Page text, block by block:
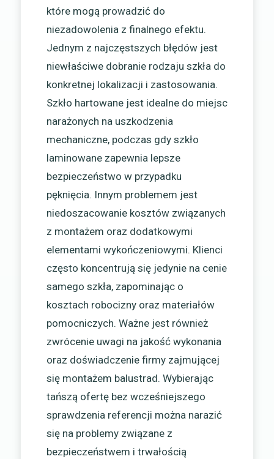
które mogą prowadzić do
niezadowolenia z finalnego efektu.
Jednym z najczęstszych błędów jest
niewłaściwe dobranie rodzaju szkła do
konkretnej lokalizacji i zastosowania.
Szkło hartowane jest idealne do miejsc
narażonych na uszkodzenia
mechaniczne, podczas gdy szkło
laminowane zapewnia lepsze
bezpieczeństwo w przypadku
pęknięcia. Innym problemem jest
niedoszacowanie kosztów związanych
z montażem oraz dodatkowymi
elementami wykończeniowymi. Klienci
często koncentrują się jedynie na cenie
samego szkła, zapominając o
kosztach robocizny oraz materiałów
pomocniczych. Ważne jest również
zwrócenie uwagi na jakość wykonania
oraz doświadczenie firmy zajmującej
się montażem balustrad. Wybierając
tańszą ofertę bez wcześniejszego
sprawdzenia referencji można narazić
się na problemy związane z
bezpieczeństwem i trwałością